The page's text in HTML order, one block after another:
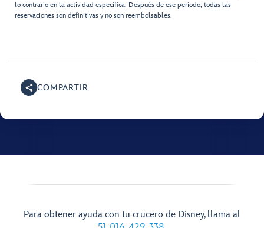
lo contrario en la actividad específica. Después de ese período, todas las
reservaciones son definitivas y no son reembolsables.
COMPARTIR
Para obtener ayuda con tu crucero de Disney, llama al